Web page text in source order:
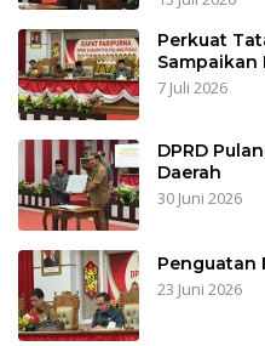
Perkuat
Sampaikan
7 Juli 2026
DPRD
Daerah
30 Juni 2026
Penguatan
23 Juni 2026